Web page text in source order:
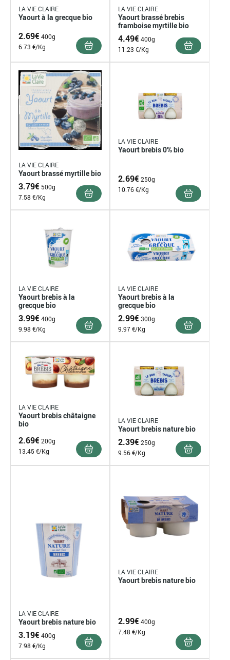
LA VIE CLAIRE
Yaourt à la grecque bio
2.69€ 400g
6.73 €/Kg
LA VIE CLAIRE
Yaourt brassé brebis
framboise myrtille bio
4.49€ 400g
11.23 €/Kg
LA VIE CLAIRE
Yaourt brassé myrtille bio
3.79€ 500g
7.58 €/Kg
LA VIE CLAIRE
Yaourt brebis 0% bio
2.69€ 250g
10.76 €/Kg
LA VIE CLAIRE
Yaourt brebis à la
grecque bio
3.99€ 400g
9.98 €/Kg
LA VIE CLAIRE
Yaourt brebis à la
grecque bio
2.99€ 300g
9.97 €/Kg
LA VIE CLAIRE
Yaourt brebis châtaigne
bio
2.69€ 200g
13.45 €/Kg
LA VIE CLAIRE
Yaourt brebis nature bio
2.39€ 250g
9.56 €/Kg
LA VIE CLAIRE
Yaourt brebis nature bio
3.19€ 400g
7.98 €/Kg
LA VIE CLAIRE
Yaourt brebis nature bio
2.99€ 400g
7.48 €/Kg